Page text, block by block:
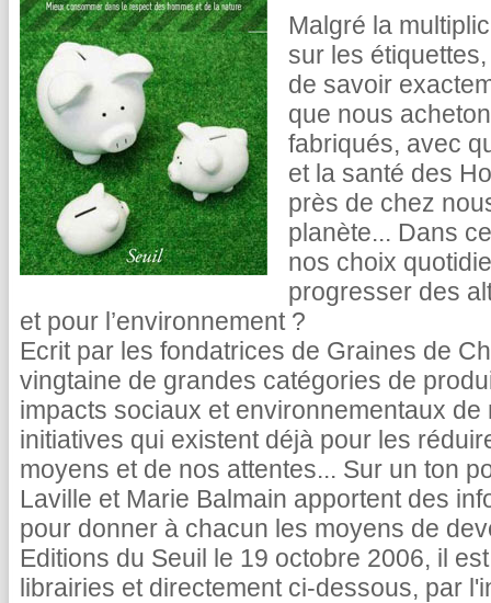
Malgré la
sur les
de savoir
que nous
fabriqués, avec
et la santé des
près de chez
planète... Dans
nos choix
progresser des
et pour l’environnement ?
Ecrit par les fondatrices de Graines de
vingtaine de grandes catégories de
impacts sociaux et environnementaux de
initiatives qui existent déjà pour les
moyens et de nos attentes... Sur un ton
Laville et Marie Balmain apportent des
pour donner à chacun les moyens de
Editions du Seuil le 19 octobre 2006, il
librairies et directement ci-dessous, par